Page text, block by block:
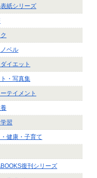
紙シリーズ
ベル
イエット
・写真集
テイメント
習
健康・子育て
復刊シリーズ